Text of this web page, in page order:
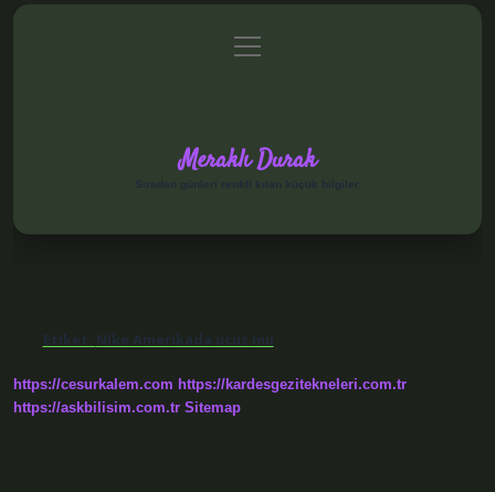
Gizlilik Politikası
menüyü
aç
Meraklı Durak
Etiket: Nike Amerikada ucuz mu
https://cesurkalem.com https://kardesgezitekneleri.com.tr
https://askbilisim.com.tr Sitemap